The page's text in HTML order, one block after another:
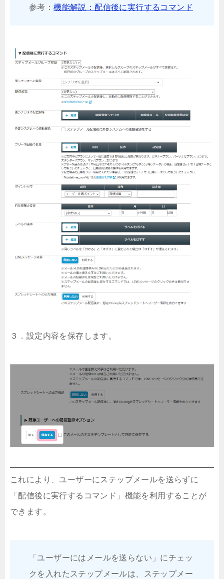
参考：機能解説：配信後に実行するコマンド
３．設定内容を保存します。
これにより、ユーザーにステップメールを送らずに
「配信後に実行するコマンド」機能を利用することが
できます。
「ユーザーにはメールを送らない」にチェッ
クを入れたステップメールは、ステップメー